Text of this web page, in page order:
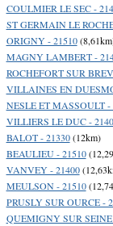
COULMIER LE SEC -
ST GERMAIN LE
ORIGNY - 21510
MAGNY LAMBERT -
ROCHEFORT SUR
VILLAINES EN
NESLE ET MASSOULT -
VILLIERS LE DUC -
BALOT - 21330(12km)
BEAULIEU - 21510
VANVEY - 21400
MEULSON - 21510
PRUSLY SUR OURCE -
QUEMIGNY SUR SEINE